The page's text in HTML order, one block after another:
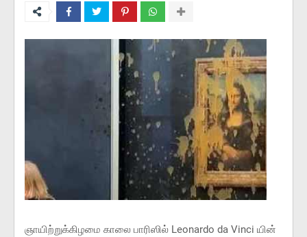
ஞாயிற்றுக்கிழமை காலை பாரிஸில் Leonardo da Vinci யின்